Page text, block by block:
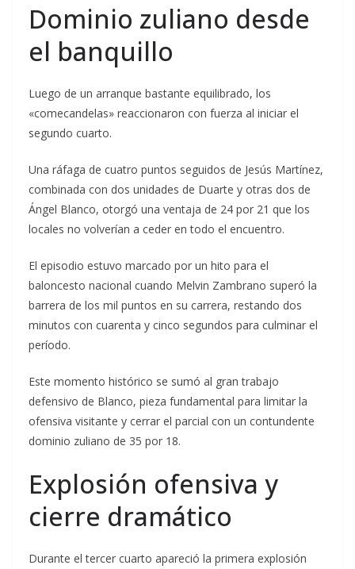
Dominio zuliano desde
el banquillo
Luego de un arranque bastante equilibrado, los
«comecandelas» reaccionaron con fuerza al iniciar el
segundo cuarto.
Una ráfaga de cuatro puntos seguidos de Jesús Martínez,
combinada con dos unidades de Duarte y otras dos de
Ángel Blanco, otorgó una ventaja de 24 por 21 que los
locales no volverían a ceder en todo el encuentro.
El episodio estuvo marcado por un hito para el
baloncesto nacional cuando Melvin Zambrano superó la
barrera de los mil puntos en su carrera, restando dos
minutos con cuarenta y cinco segundos para culminar el
período.
Este momento histórico se sumó al gran trabajo
defensivo de Blanco, pieza fundamental para limitar la
ofensiva visitante y cerrar el parcial con un contundente
dominio zuliano de 35 por 18.
Explosión ofensiva y
cierre dramático
Durante el tercer cuarto apareció la primera explosión